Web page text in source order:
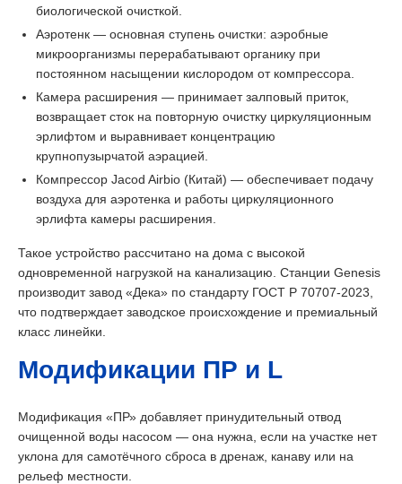
биологической очисткой.
Аэротенк — основная ступень очистки: аэробные
микроорганизмы перерабатывают органику при
постоянном насыщении кислородом от компрессора.
Камера расширения — принимает залповый приток,
возвращает сток на повторную очистку циркуляционным
эрлифтом и выравнивает концентрацию
крупнопузырчатой аэрацией.
Компрессор Jacod Airbio (Китай) — обеспечивает подачу
воздуха для аэротенка и работы циркуляционного
эрлифта камеры расширения.
Такое устройство рассчитано на дома с высокой
одновременной нагрузкой на канализацию. Станции Genesis
производит завод «Дека» по стандарту ГОСТ Р 70707-2023,
что подтверждает заводское происхождение и премиальный
класс линейки.
Модификации ПР и L
Модификация «ПР» добавляет принудительный отвод
очищенной воды насосом — она нужна, если на участке нет
уклона для самотёчного сброса в дренаж, канаву или на
рельеф местности.